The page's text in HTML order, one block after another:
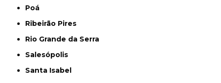
Poá
Ribeirão Pires
Rio Grande da Serra
Salesópolis
Santa Isabel